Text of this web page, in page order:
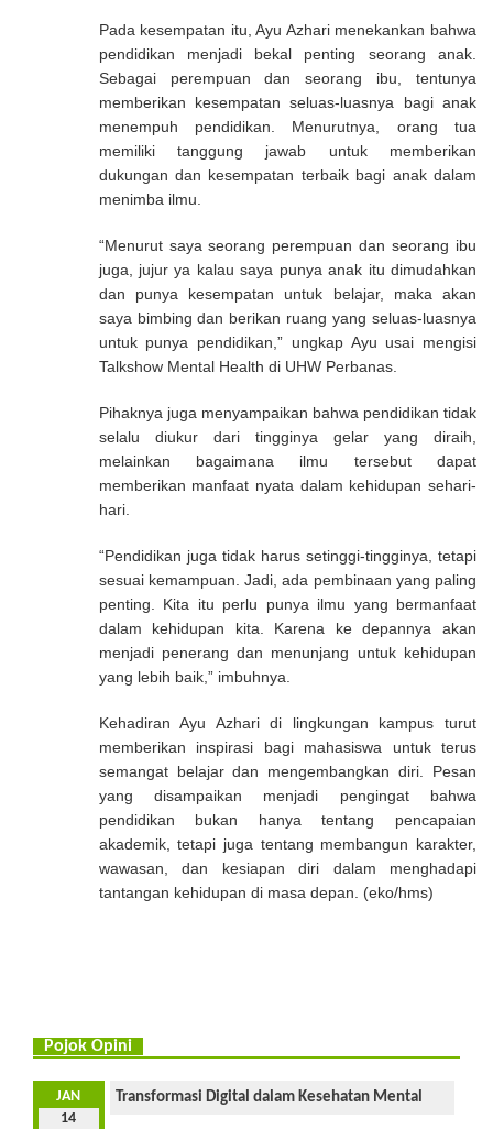
Pada kesempatan itu, Ayu Azhari menekankan bahwa
pendidikan menjadi bekal penting seorang anak.
Sebagai perempuan dan seorang ibu, tentunya
memberikan kesempatan seluas-luasnya bagi anak
menempuh pendidikan. Menurutnya, orang tua
memiliki tanggung jawab untuk memberikan
dukungan dan kesempatan terbaik bagi anak dalam
menimba ilmu.
“Menurut saya seorang perempuan dan seorang ibu
juga, jujur ya kalau saya punya anak itu dimudahkan
dan punya kesempatan untuk belajar, maka akan
saya bimbing dan berikan ruang yang seluas-luasnya
untuk punya pendidikan,” ungkap Ayu usai mengisi
Talkshow Mental Health di UHW Perbanas.
Pihaknya juga menyampaikan bahwa pendidikan tidak
selalu diukur dari tingginya gelar yang diraih,
melainkan bagaimana ilmu tersebut dapat
memberikan manfaat nyata dalam kehidupan sehari-
hari.
“Pendidikan juga tidak harus setinggi-tingginya, tetapi
sesuai kemampuan. Jadi, ada pembinaan yang paling
penting. Kita itu perlu punya ilmu yang bermanfaat
dalam kehidupan kita. Karena ke depannya akan
menjadi penerang dan menunjang untuk kehidupan
yang lebih baik,” imbuhnya.
Kehadiran Ayu Azhari di lingkungan kampus turut
memberikan inspirasi bagi mahasiswa untuk terus
semangat belajar dan mengembangkan diri. Pesan
yang disampaikan menjadi pengingat bahwa
pendidikan bukan hanya tentang pencapaian
akademik, tetapi juga tentang membangun karakter,
wawasan, dan kesiapan diri dalam menghadapi
tantangan kehidupan di masa depan. (eko/hms)
Pojok Opini
JAN
14
Transformasi Digital dalam Kesehatan Mental